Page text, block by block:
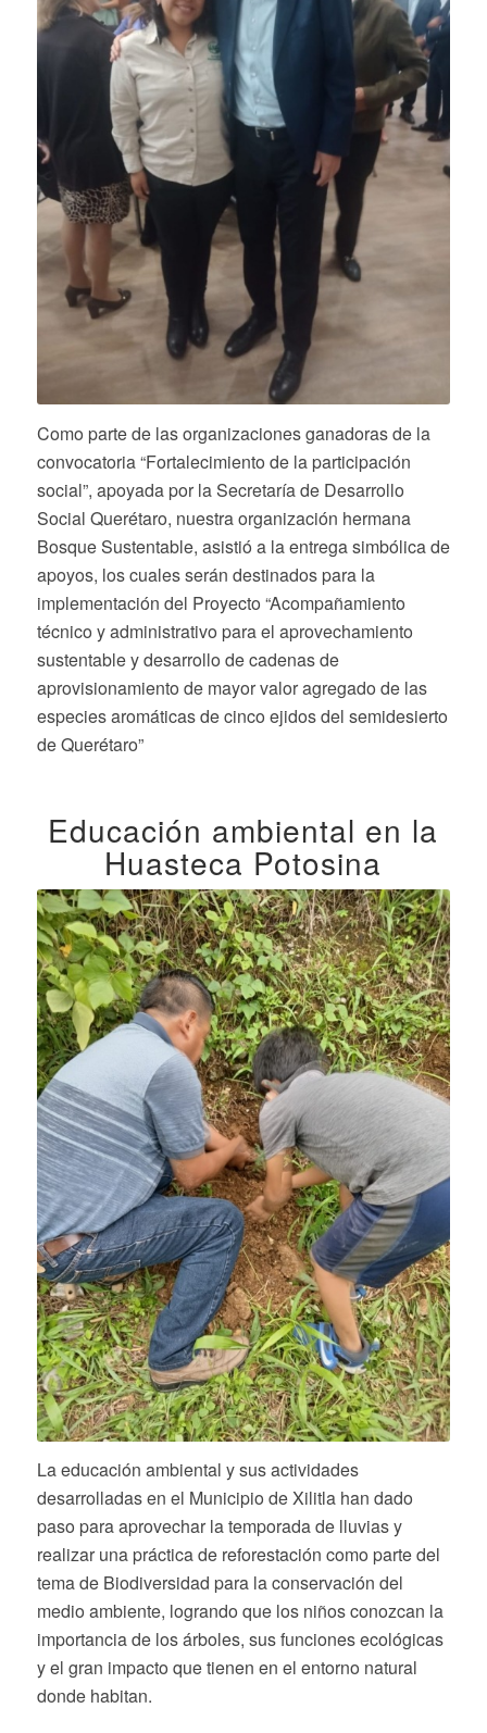
Como parte de las organizaciones ganadoras de la
convocatoria “Fortalecimiento de la participación
social”, apoyada por la Secretaría de Desarrollo
Social Querétaro, nuestra organización hermana
Bosque Sustentable, asistió a la entrega simbólica de
apoyos, los cuales serán destinados para la
implementación del Proyecto “Acompañamiento
técnico y administrativo para el aprovechamiento
sustentable y desarrollo de cadenas de
aprovisionamiento de mayor valor agregado de las
especies aromáticas de cinco ejidos del semidesierto
de Querétaro”
Educación ambiental en la
Huasteca Potosina
La educación ambiental y sus actividades
desarrolladas en el Municipio de Xilitla han dado
paso para aprovechar la temporada de lluvias y
realizar una práctica de reforestación como parte del
tema de Biodiversidad para la conservación del
medio ambiente, logrando que los niños conozcan la
importancia de los árboles, sus funciones ecológicas
y el gran impacto que tienen en el entorno natural
donde habitan.